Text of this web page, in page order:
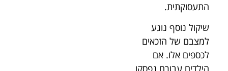
התעסוקתית.
שיקול נוסף נוגע
למצבם של הזכאים
לכספים אלו. אם